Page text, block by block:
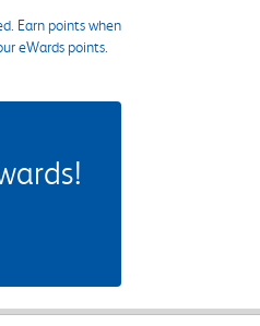
Earn points when
eWards points.